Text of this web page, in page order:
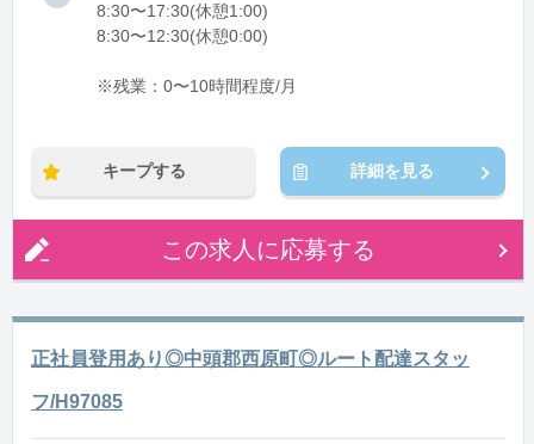
8:30〜17:30(休憩1:00)
8:30〜12:30(休憩0:00)
※残業：0〜10時間程度/月
キープする 詳細を見る
この求人に応募する
正社員登用あり◎中頭郡西原町◎ルート配達スタッ
フ/H97085